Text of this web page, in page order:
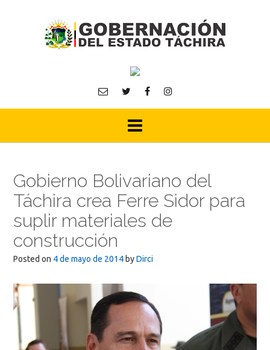
Gobierno Bolivariano del
Táchira crea Ferre Sidor para
suplir materiales de
construcción
Posted on 4 de mayo de 2014 byDirci